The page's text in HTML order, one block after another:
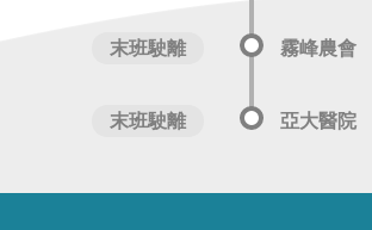
末班駛離 霧峰農會
末班駛離 亞大醫院